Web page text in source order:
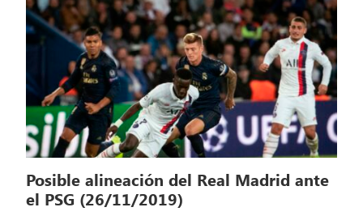
Posible alineación del Real Madrid ante
el PSG (26/11/2019)